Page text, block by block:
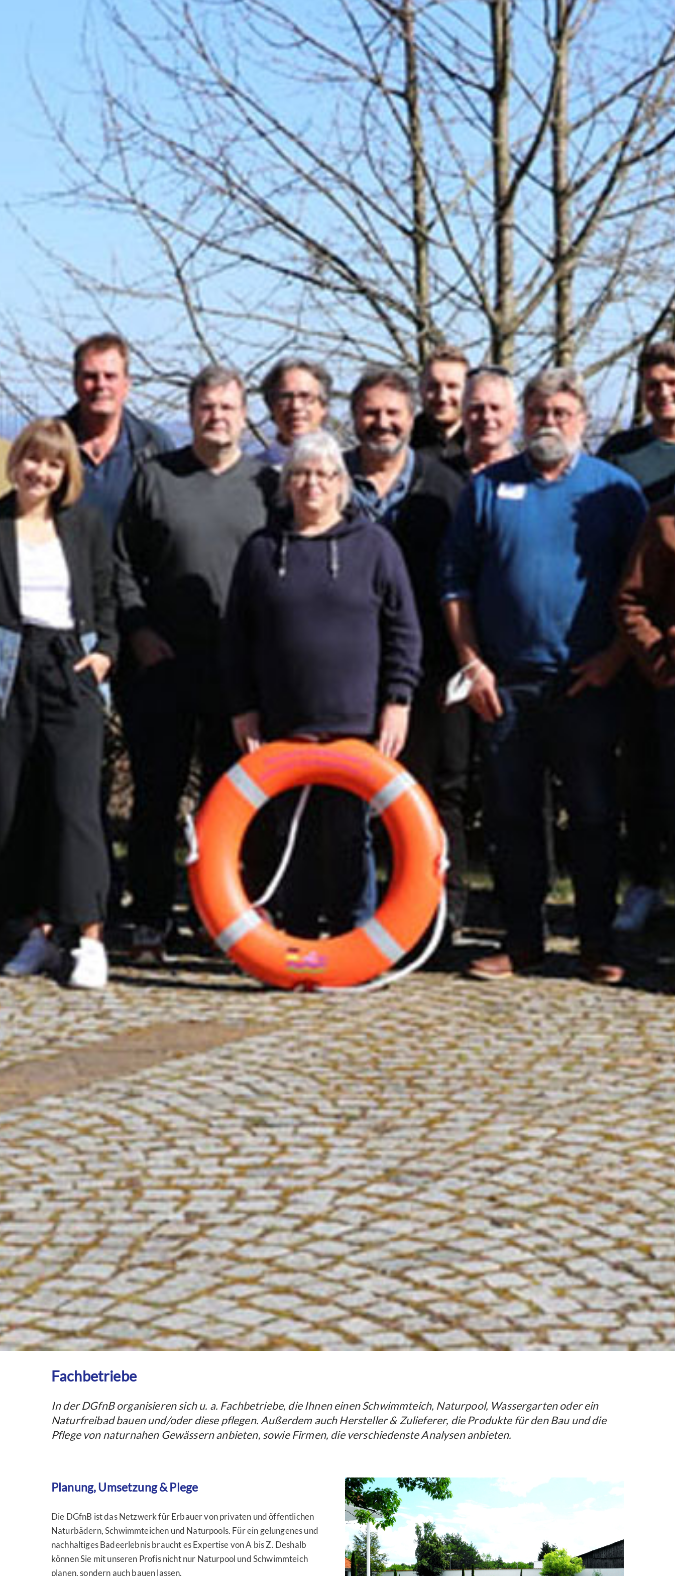
Fachbetriebe
In der DGfnB organisieren sich u. a. Fachbetriebe, die Ihnen einen Schwimmteich, Naturpool, Wassergarten oder ein
Naturfreibad bauen und/oder diese pflegen. Außerdem auch Hersteller & Zulieferer, die Produkte für den Bau und die
Pflege von naturnahen Gewässern anbieten, sowie Firmen, die verschiedenste Analysen anbieten.
Planung, Umsetzung & Plege
Die DGfnB ist das Netzwerk für Erbauer von privaten und öffentlichen
Naturbädern, Schwimmteichen und Naturpools. Für ein gelungenes und
nachhaltiges Badeerlebnis braucht es Expertise von A bis Z. Deshalb
können Sie mit unseren Profis nicht nur Naturpool und Schwimmteich
planen, sondern auch bauen lassen.